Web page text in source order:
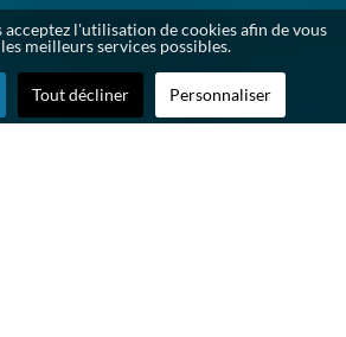
acceptez l'utilisation de cookies afin de vous
meilleurs services possibles.
Tout décliner Personnaliser